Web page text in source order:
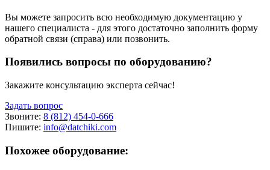
Вы можете запросить всю необходимую документацию у
нашего специалиста - для этого достаточно заполнить форму
обратной связи (справа) или позвонить.
Появились вопросы по оборудованию?
Закажите консультацию эксперта сейчас!
Задать вопрос
Звоните: 8 (812) 454-0-666
Пишите: info@datchiki.com
Похожее оборудование: